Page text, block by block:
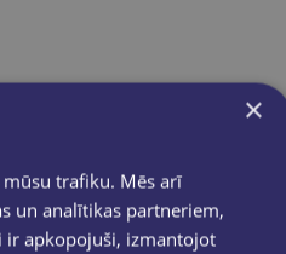
×
trafiku. Mēs arī
un analītikas partneriem,
ir apkopojuši, izmantojot